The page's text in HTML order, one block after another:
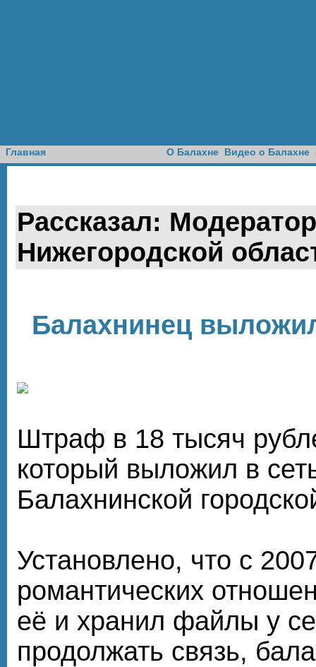
Главная О Балахне Видео о Балахне
Рассказал:
Нижегородской
Балахнинец
Штраф в 18 тысяч
который выложил в
Балахнинской
Установлено, что с
романтических
её и хранил файлы у
продолжать связь,